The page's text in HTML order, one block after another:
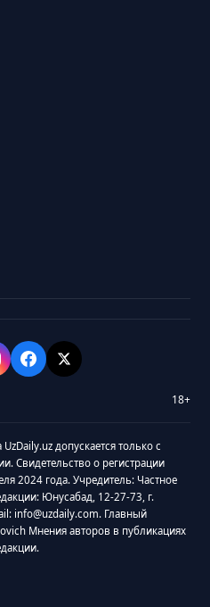
18+
допускается только с
Свидетельство о регистрации
2024 года. Учредитель: Частное
Юнусабад, 12-27-73, г.
info@uzdaily.com. Главный
Мнения авторов в публикациях